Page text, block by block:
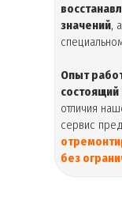
значений,
Опыт
отличия
сервис
без